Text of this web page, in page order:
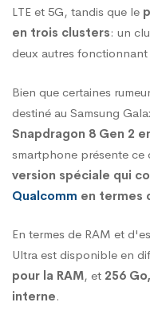
LTE et 5G, tandis que le
en trois clusters: un
deux autres
Bien que certaines
destiné au Samsung
Snapdragon 8 Gen 2
smartphone présente ce
version spéciale qui
Qualcomm en termes
En termes de RAM et
Ultra est disponible en
pour la RAM, et 256
interne.